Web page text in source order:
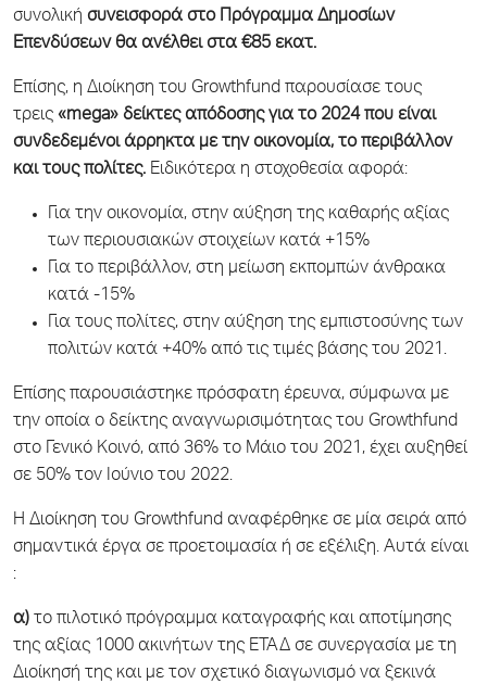
συνολική συνεισφορά στο Πρόγραμμα Δημοσίων
Επενδύσεων θα ανέλθει στα €85 εκατ.
Επίσης, η Διοίκηση του Growthfund παρουσίασε τους
τρεις «mega» δείκτες απόδοσης για το 2024 που είναι
συνδεδεμένοι άρρηκτα με την οικονομία, το περιβάλλον
και τους πολίτες. Ειδικότερα η στοχοθεσία αφορά:
Για την οικονομία, στην αύξηση της καθαρής αξίας
των περιουσιακών στοιχείων κατά +15%
Για το περιβάλλον, στη μείωση εκπομπών άνθρακα
κατά -15%
Για τους πολίτες, στην αύξηση της εμπιστοσύνης των
πολιτών κατά +40% από τις τιμές βάσης του 2021.
Επίσης παρουσιάστηκε πρόσφατη έρευνα, σύμφωνα με
την οποία ο δείκτης αναγνωρισιμότητας του Growthfund
στο Γενικό Κοινό, από 36% το Μάιο του 2021, έχει αυξηθεί
σε 50% τον Ιούνιο του 2022.
Η Διοίκηση του Growthfund αναφέρθηκε σε μία σειρά από
σημαντικά έργα σε προετοιμασία ή σε εξέλιξη. Αυτά είναι
:
α) το πιλοτικό πρόγραμμα καταγραφής και αποτίμησης
της αξίας 1000 ακινήτων της ΕΤΑΔ σε συνεργασία με τη
Διοίκησή της και με τον σχετικό διαγωνισμό να ξεκινά